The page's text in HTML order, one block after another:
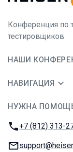
Конференция по
тестировщиков
НАШИ
НАВИГАЦИЯ
НУЖНА
Телефон:
+7 (812) 313-
E-mail: